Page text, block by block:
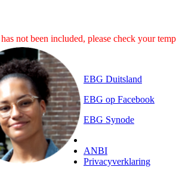
not been included, please check your
EBG Duitsland
EBG op Facebook
EBG Synode
ANBI
Privacyverklaring